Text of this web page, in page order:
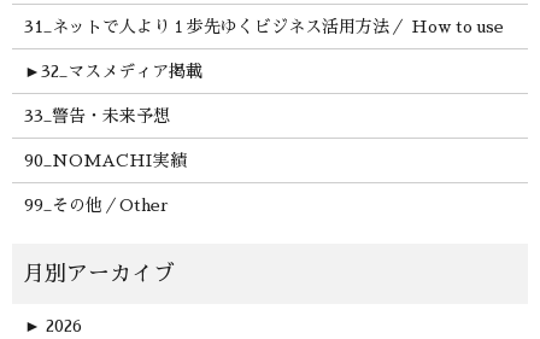
31_ネットで人より１歩先ゆくビジネス活用方法／ How to use
► 32_マスメディア掲載
33_警告・未来予想
90_NOMACHI実績
99_その他／Other
► 2026